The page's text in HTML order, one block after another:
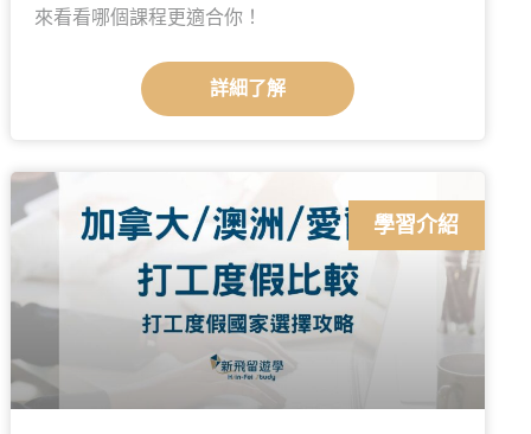
來看看哪個課程更適合你！
詳細了解
學習介紹